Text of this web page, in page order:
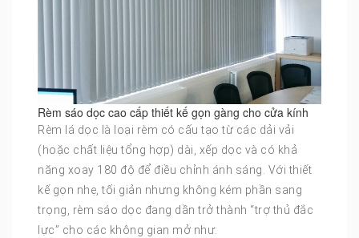
Rèm sáo dọc cao cấp thiết kế gọn gàng cho cửa kính
Rèm lá dọc là loại rèm có cấu tạo từ các dải vải
(hoặc chất liệu tổng hợp) dài, xếp dọc và có khả
năng xoay 180 độ để điều chỉnh ánh sáng. Với thiết
kế gọn nhẹ, tối giản nhưng không kém phần sang
trọng, rèm sáo dọc đang dần trở thành “trợ thủ đắc
lực” cho các không gian mở như: